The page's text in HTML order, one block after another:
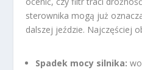
sterownika mogą już
dalszej jeździe. Najczęściej
Spadek mocy silnika: